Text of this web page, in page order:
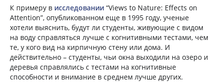
К примеру в исследовании “Views to Nature: Effects on
Attention”, опубликованном еще в 1995 году, ученые
хотели выяснить, будут ли студенты, живующие с видом
на воду справляться лучше с когнитивными тестами, чем
те, у кого вид на кирпичную стену или дома. И
действительно – студенты, чьи окна выходили на озеро и
деревья справлялись с тестами на когнитивные
способности и внимание в среднем лучше других.